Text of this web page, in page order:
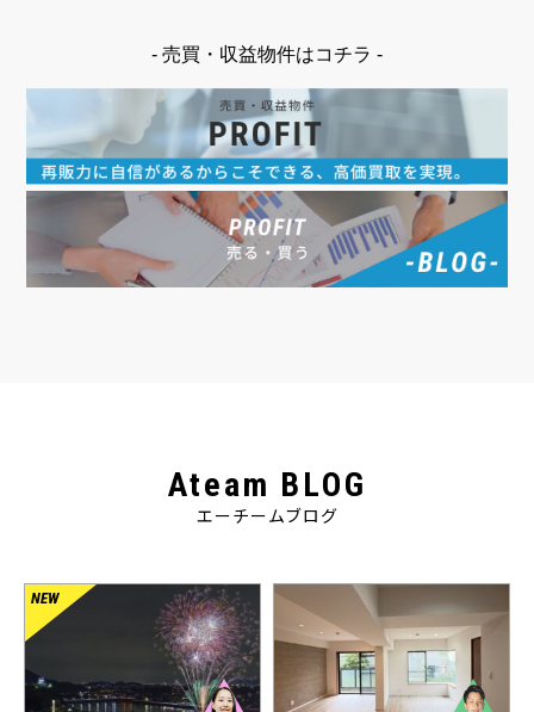
- 売買・収益物件はコチラ -
Ateam BLOG
エーチームブログ